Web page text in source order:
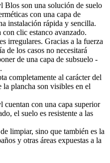
Blos son una solución de suelo
con una capa de
instalación rápida y sencilla.
con clic estanco avanzado.
irregulares. Gracias a la fuerza
de los casos no necesitará
de una capa de subsuelo -
completamente al carácter del
plancha son visibles en el
con una capa superior
el suelo es resistente a las
limpiar, sino que también es la
y otras áreas expuestas a la